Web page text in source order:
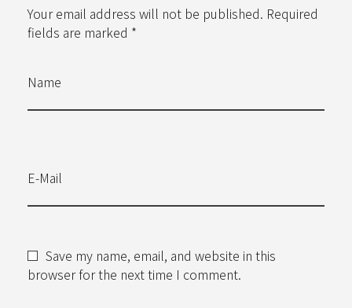
Your email address will not be published. Required
fields are marked *
Name
E-Mail
Save my name, email, and website in this
browser for the next time I comment.